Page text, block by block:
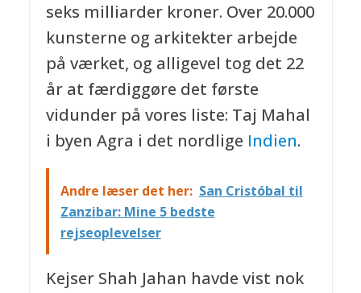
seks milliarder kroner. Over 20.000
kunsterne og arkitekter arbejde
på værket, og alligevel tog det 22
år at færdiggøre det første
vidunder på vores liste: Taj Mahal
i byen Agra i det nordlige Indien.
Andre læser det her: San Cristóbal til
Zanzibar: Mine 5 bedste
rejseoplevelser
Kejser Shah Jahan havde vist nok